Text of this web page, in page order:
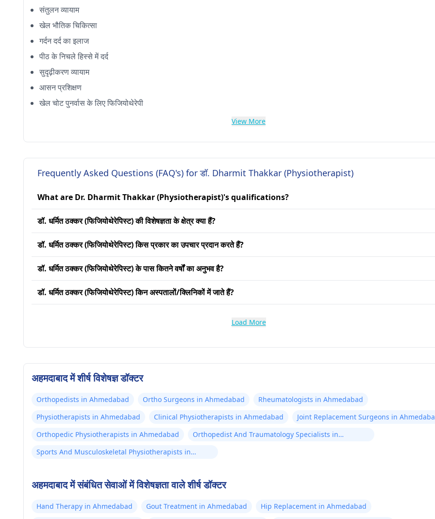
संतुलन व्यायाम
खेल भौतिक चिकित्सा
गर्दन दर्द का इलाज
पीठ के निचले हिस्से में दर्द
सुदृढ़ीकरण व्यायाम
आसन प्रशिक्षण
खेल चोट पुनर्वास के लिए फिजियोथेरेपी
View More
Frequently Asked Questions (FAQ's) for डॉ. Dharmit Thakkar (Physiotherapist)
What are Dr. Dharmit Thakkar (Physiotherapist)'s qualifications?
डॉ. धर्मित ठक्कर (फिजियोथेरेपिस्ट) की विशेषज्ञता के क्षेत्र क्या हैं?
डॉ. धर्मित ठक्कर (फिजियोथेरेपिस्ट) किस प्रकार का उपचार प्रदान करते हैं?
डॉ. धर्मित ठक्कर (फिजियोथेरेपिस्ट) के पास कितने वर्षों का अनुभव है?
डॉ. धर्मित ठक्कर (फिजियोथेरेपिस्ट) किन अस्पतालों/क्लिनिकों में जाते हैं?
Load More
अहमदाबाद में शीर्ष विशेषज्ञ डॉक्टर
Orthopedists in Ahmedabad Ortho Surgeons in Ahmedabad
Rheumatologists in Ahmedabad
Physiotherapists in Ahmedabad
Clinical Physiotherapists in Ahmedabad
Joint Replacement Surgeons in
Orthopedic Physiotherapists in Ahmedabad
Orthopedist And Traumatology Specialists in
Sports And Musculoskeletal Physiotherapists in
अहमदाबाद में संबंधित सेवाओं में विशेषज्ञता वाले शीर्ष डॉक्टर
Hand Therapy in Ahmedabad Gout Treatment in Ahmedabad
Hip Replacement in Ahmedabad